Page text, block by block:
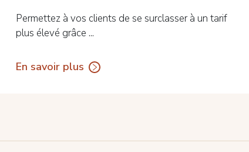
Permettez à vos clients de se surclasser à un tarif
plus élevé grâce ...
En savoir plus